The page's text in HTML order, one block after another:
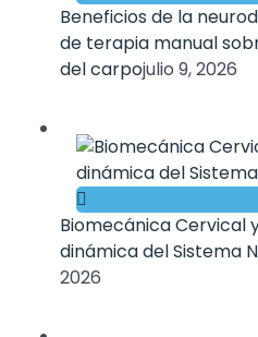
Beneficios de la
de terapia manual
del carpojulio 9, 2026
Biomecánica Cervical
dinámica del Sistema
2026